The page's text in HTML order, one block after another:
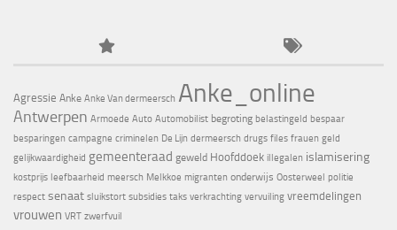
Agressie Anke Anke Van dermeersch Anke_online
Antwerpen Armoede Auto Automobilist begroting belastingeld bespaar
besparingen campagne criminelen De Lijn dermeersch drugs files frauen geld
gelijkwaardigheid gemeenteraad geweld Hoofddoek illegalen islamisering
kostprijs leefbaarheid meersch Melkkoe migranten onderwijs Oosterweel politie
respect senaat sluikstort subsidies taks verkrachting vervuiling vreemdelingen
vrouwen VRT zwerfvuil